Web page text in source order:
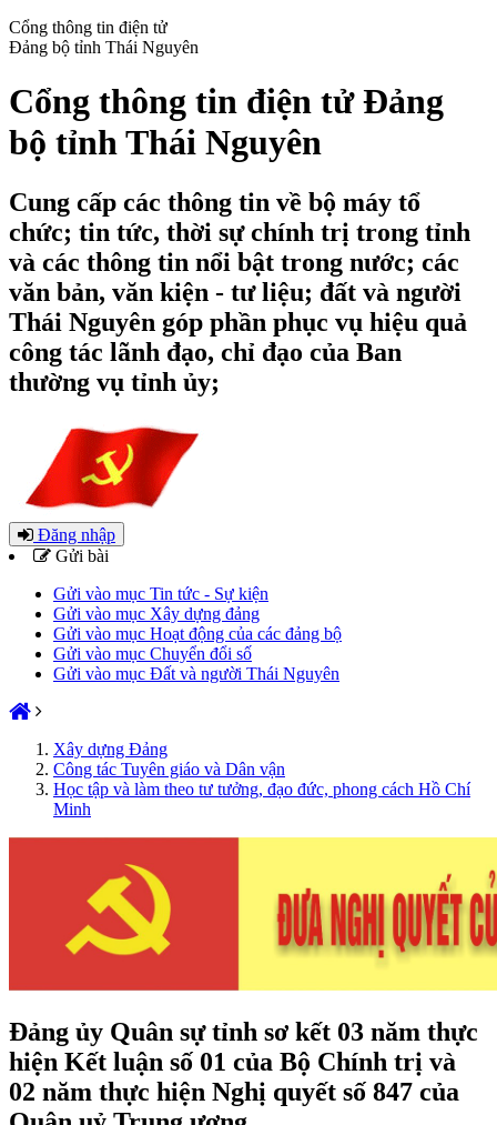
Cổng thông tin điện tử
Đảng bộ tỉnh Thái Nguyên
Cổng thông tin điện tử Đảng
bộ tỉnh Thái Nguyên
Cung cấp các thông tin về bộ máy tổ
chức; tin tức, thời sự chính trị trong tỉnh
và các thông tin nổi bật trong nước; các
văn bản, văn kiện - tư liệu; đất và người
Thái Nguyên góp phần phục vụ hiệu quả
công tác lãnh đạo, chỉ đạo của Ban
thường vụ tỉnh ủy;
Đăng nhập
Gửi bài
Gửi vào mục Tin tức - Sự kiện
Gửi vào mục Xây dựng đảng
Gửi vào mục Hoạt động của các đảng bộ
Gửi vào mục Chuyển đổi số
Gửi vào mục Đất và người Thái Nguyên
Xây dựng Đảng
Công tác Tuyên giáo và Dân vận
Học tập và làm theo tư tưởng, đạo đức, phong cách Hồ Chí
Minh
Đảng ủy Quân sự tỉnh sơ kết 03 năm thực
hiện Kết luận số 01 của Bộ Chính trị và
02 năm thực hiện Nghị quyết số 847 của